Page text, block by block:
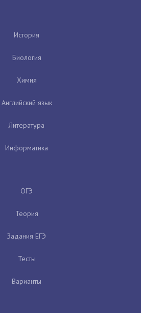
История
Биология
Химия
Английский язык
Литература
Информатика
ОГЭ
Теория
Задания ЕГЭ
Тесты
Варианты